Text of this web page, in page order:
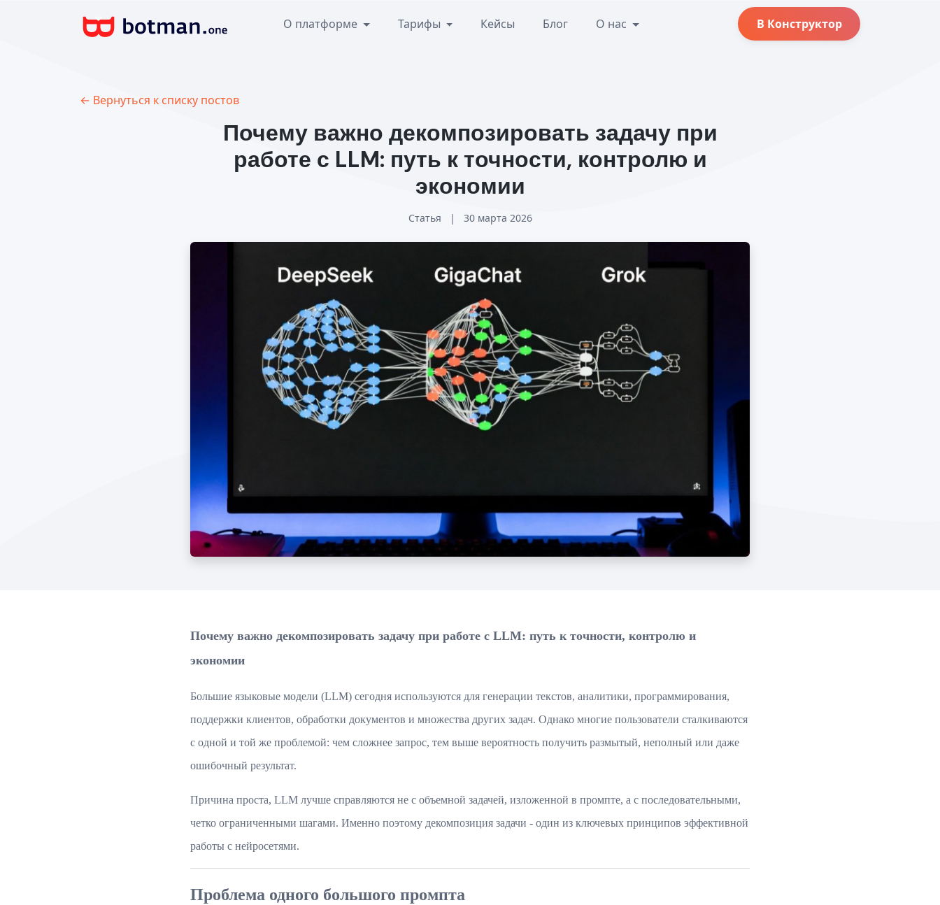
О платформе Тарифы Кейсы Блог О нас В Конструктор
← Вернуться к списку постов
Почему важно декомпозировать задачу при
работе с LLM: путь к точности, контролю и
экономии
Статья | 30 марта 2026
Почему важно декомпозировать задачу при работе с LLM: путь к точности, контролю и
экономии
Большие языковые модели (LLM) сегодня используются для генерации текстов, аналитики, программирования,
поддержки клиентов, обработки документов и множества других задач. Однако многие пользователи сталкиваются
с одной и той же проблемой: чем сложнее запрос, тем выше вероятность получить размытый, неполный или даже
ошибочный результат.
Причина проста, LLM лучше справляются не с объемной задачей, изложенной в промпте, а с последовательными,
четко ограниченными шагами. Именно поэтому декомпозиция задачи - один из ключевых принципов эффективной
работы с нейросетями.
Проблема одного большого промпта